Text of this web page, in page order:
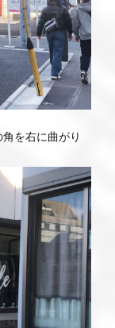
を右に曲がり